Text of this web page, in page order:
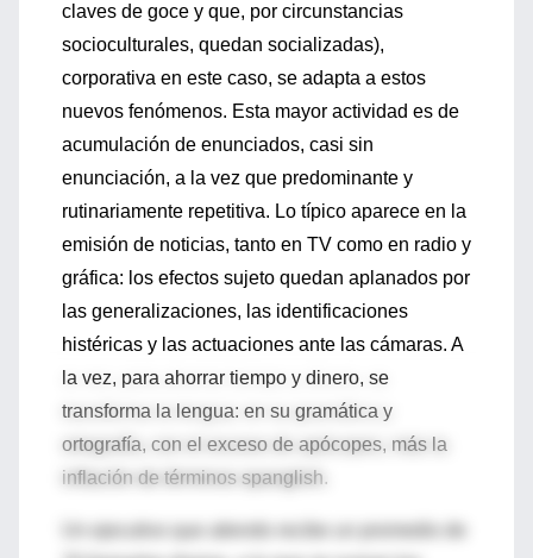
claves de goce y que, por circunstancias
socioculturales, quedan socializadas),
corporativa en este caso, se adapta a estos
nuevos fenómenos. Esta mayor actividad es de
acumulación de enunciados, casi sin
enunciación, a la vez que predominante y
rutinariamente repetitiva. Lo típico aparece en la
emisión de noticias, tanto en TV como en radio y
gráfica: los efectos sujeto quedan aplanados por
las generalizaciones, las identificaciones
histéricas y las actuaciones ante las cámaras. A
la vez, para ahorrar tiempo y dinero, se
transforma la lengua: en su gramática y
ortografía, con el exceso de apócopes, más la
inflación de términos spanglish.